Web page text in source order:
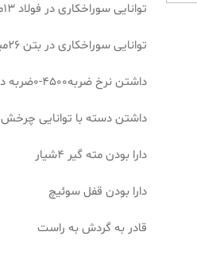
توانایی سوراخکاری در فولاد 13میلیمتر
توانایی سوراخکاری در بتن 26میلیمتر
داشتن نرخ ضربه4500-0ضربه در دقیقه
داشتن دسته با توانایی چرخش 360درجه
دارا بودن مته گیر 4شیار
دارا بودن قفل سوئیچ
قادر به گردش به راست